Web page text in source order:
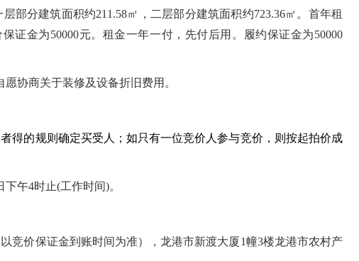
部分建筑面积约211.58㎡，二层部分建筑面积约723.36㎡。首年租
证金为50000元。租金一年一付，先付后用。履约保证金为50000
协商关于装修及设备折旧费用。
得的规则确定买受人；如只有一位竞价人参与竞价，则按起拍价成
午4时止(工作时间)。
竞价保证金到账时间为准），龙港市新渡大厦1幢3楼龙港市农村产